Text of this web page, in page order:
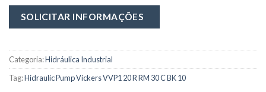
Categoria:Hidráulica Industrial
Tag:Hidraulic Pump Vickers VVP1 20 R RM 30 C BK 10